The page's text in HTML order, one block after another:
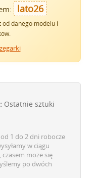
lato26
danego modelu i
Ostatnie sztuki
od 1 do 2 dni robocze
w ciągu
może się
po dwóch